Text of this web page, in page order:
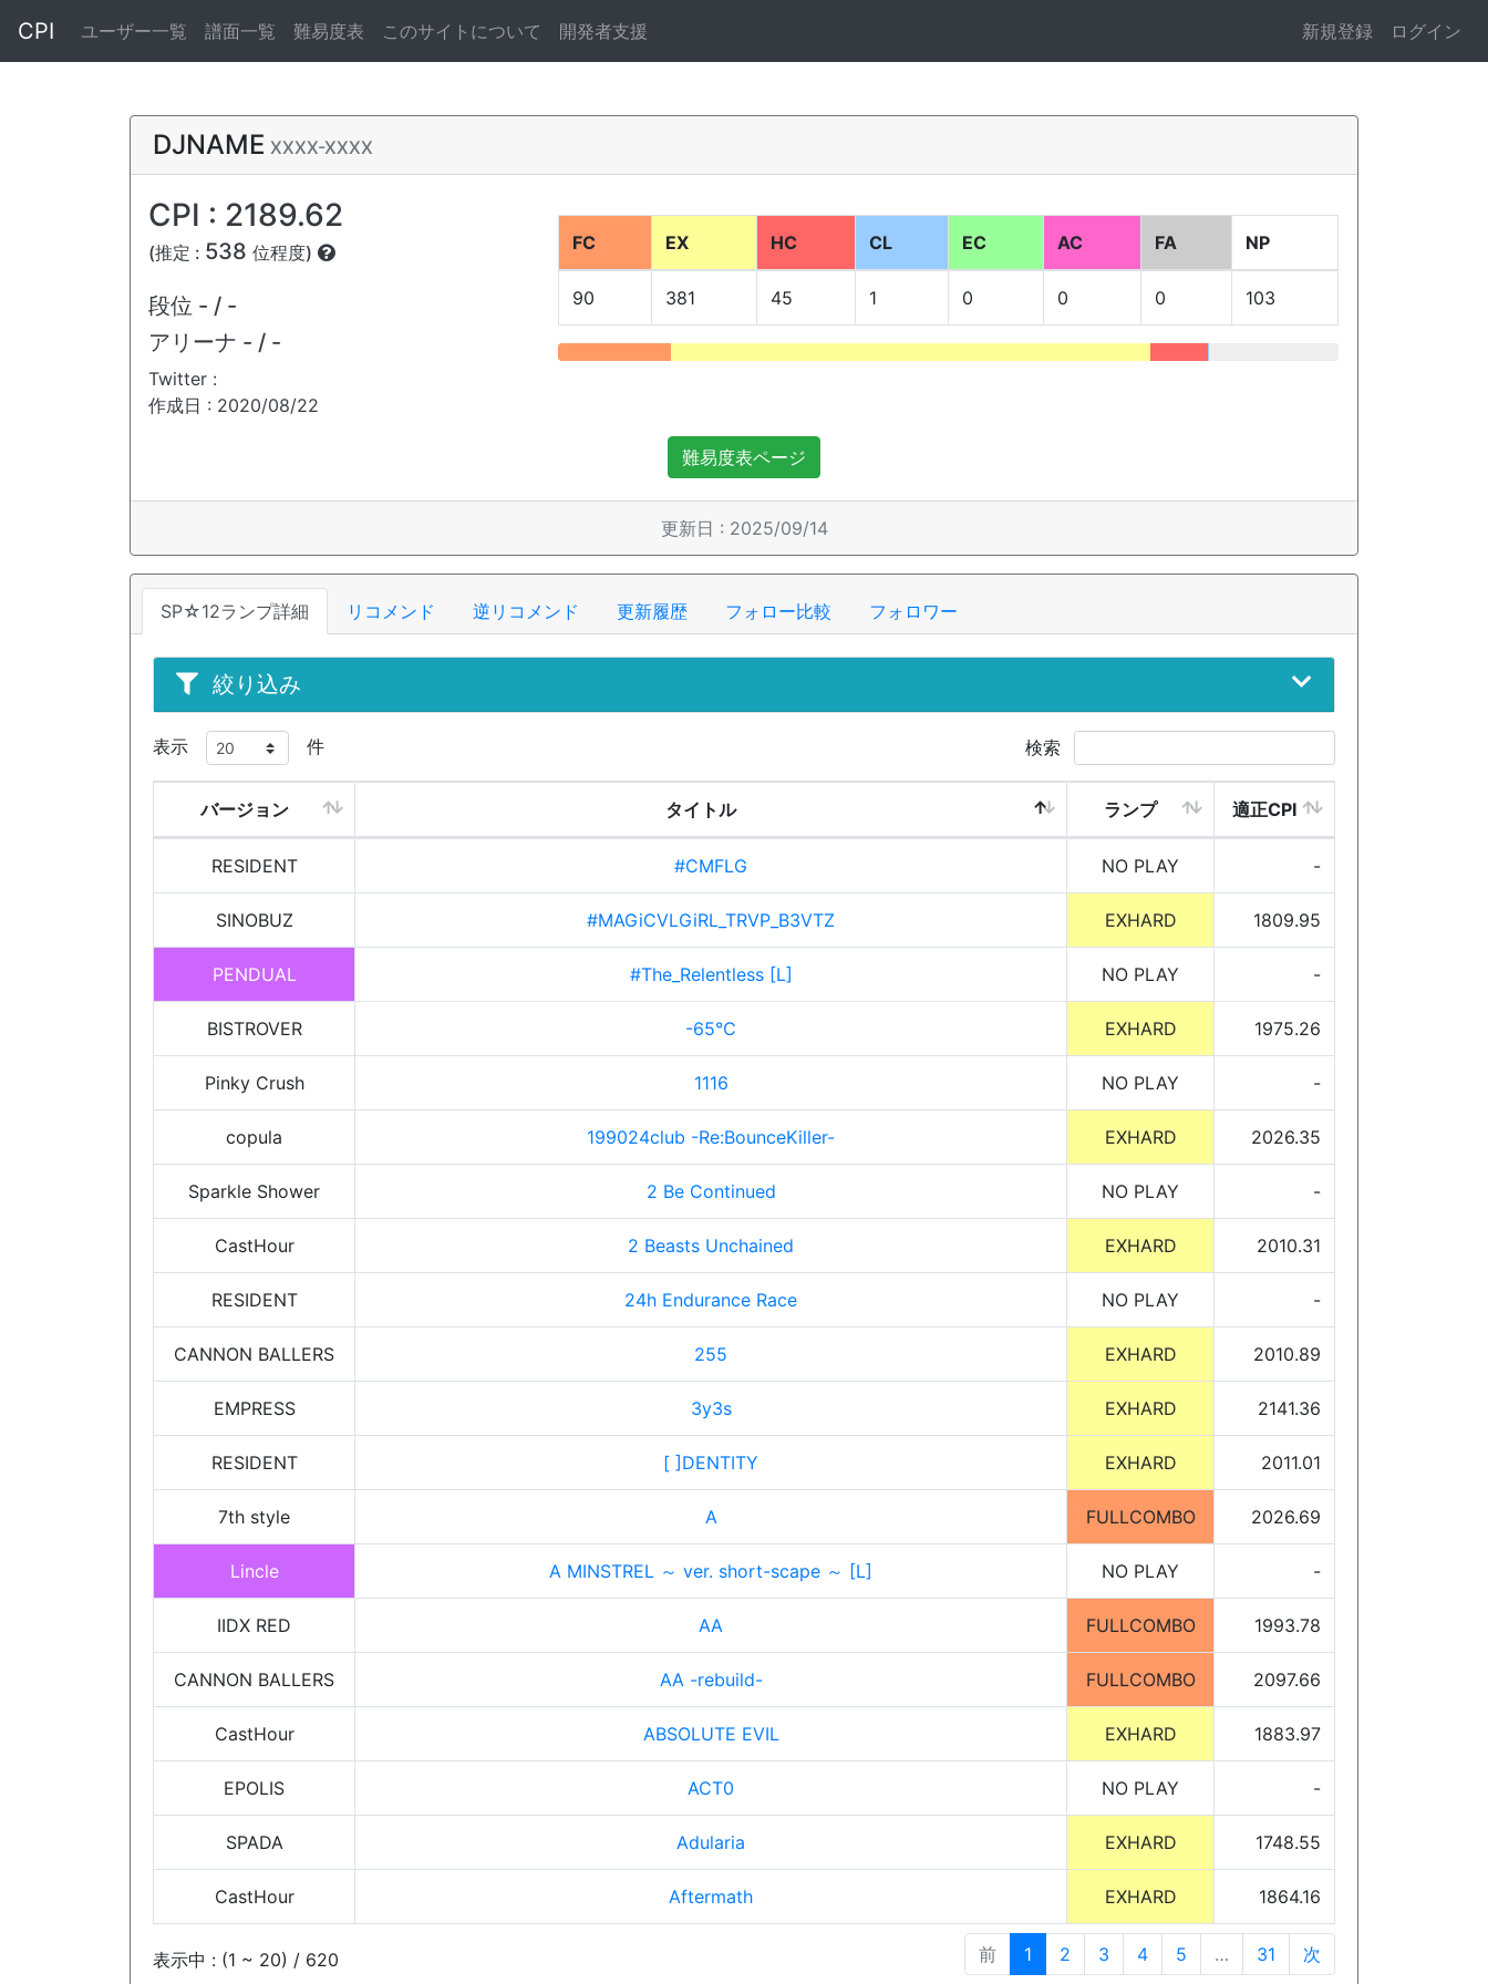
CPI ユーザー一覧 譜面一覧 難易度表 このサイトについて 開発者支援 新規登録 ログイン
DJNAME XXXX-XXXX
CPI : 2189.62
(推定 : 538 位程度)
段位 - / -
アリーナ - / -
Twitter :
作成日 : 2020/08/22
FC EX HC CL EC AC FA NP
90 381 45 1 0 0 0 103
難易度表ページ
更新日 : 2025/09/14
SP☆12ランプ詳細 リコメンド 逆リコメンド 更新履歴 フォロー比較 フォロワー
絞り込み
表示 件 検索
バージョン タイトル ランプ 適正CPI
RESIDENT #CMFLG NO PLAY -
SINOBUZ #MAGiCVLGiRL_TRVP_B3VTZ EXHARD 1809.95
PENDUAL #The_Relentless [L] NO PLAY -
BISTROVER -65℃ EXHARD 1975.26
Pinky Crush 1116 NO PLAY -
copula 199024club -Re:BounceKiller- EXHARD 2026.35
Sparkle Shower 2 Be Continued NO PLAY -
CastHour 2 Beasts Unchained EXHARD 2010.31
RESIDENT 24h Endurance Race NO PLAY -
CANNON BALLERS 255 EXHARD 2010.89
EMPRESS 3y3s EXHARD 2141.36
RESIDENT [ ]DENTITY EXHARD 2011.01
7th style A FULLCOMBO 2026.69
Lincle A MINSTREL ～ ver. short-scape ～ [L] NO PLAY -
IIDX RED AA FULLCOMBO 1993.78
CANNON BALLERS AA -rebuild- FULLCOMBO 2097.66
CastHour ABSOLUTE EVIL EXHARD 1883.97
EPOLIS ACT0 NO PLAY -
SPADA Adularia EXHARD 1748.55
CastHour Aftermath EXHARD 1864.16
表示中 : (1 ~ 20) / 620 前 1 2 3 4 5 … 31 次